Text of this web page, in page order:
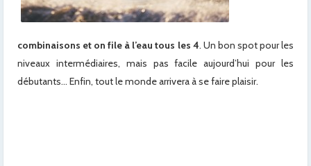
combinaisons et on file à l’eau tous les 4. Un bon spot pour les
niveaux intermédiaires, mais pas facile aujourd’hui pour les
débutants… Enfin, tout le monde arrivera à se faire plaisir.